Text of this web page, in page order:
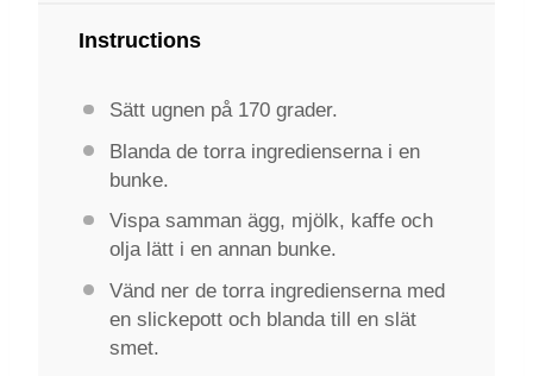
Instructions
Sätt ugnen på 170 grader.
Blanda de torra ingredienserna i en
bunke.
Vispa samman ägg, mjölk, kaffe och
olja lätt i en annan bunke.
Vänd ner de torra ingredienserna med
en slickepott och blanda till en slät
smet.